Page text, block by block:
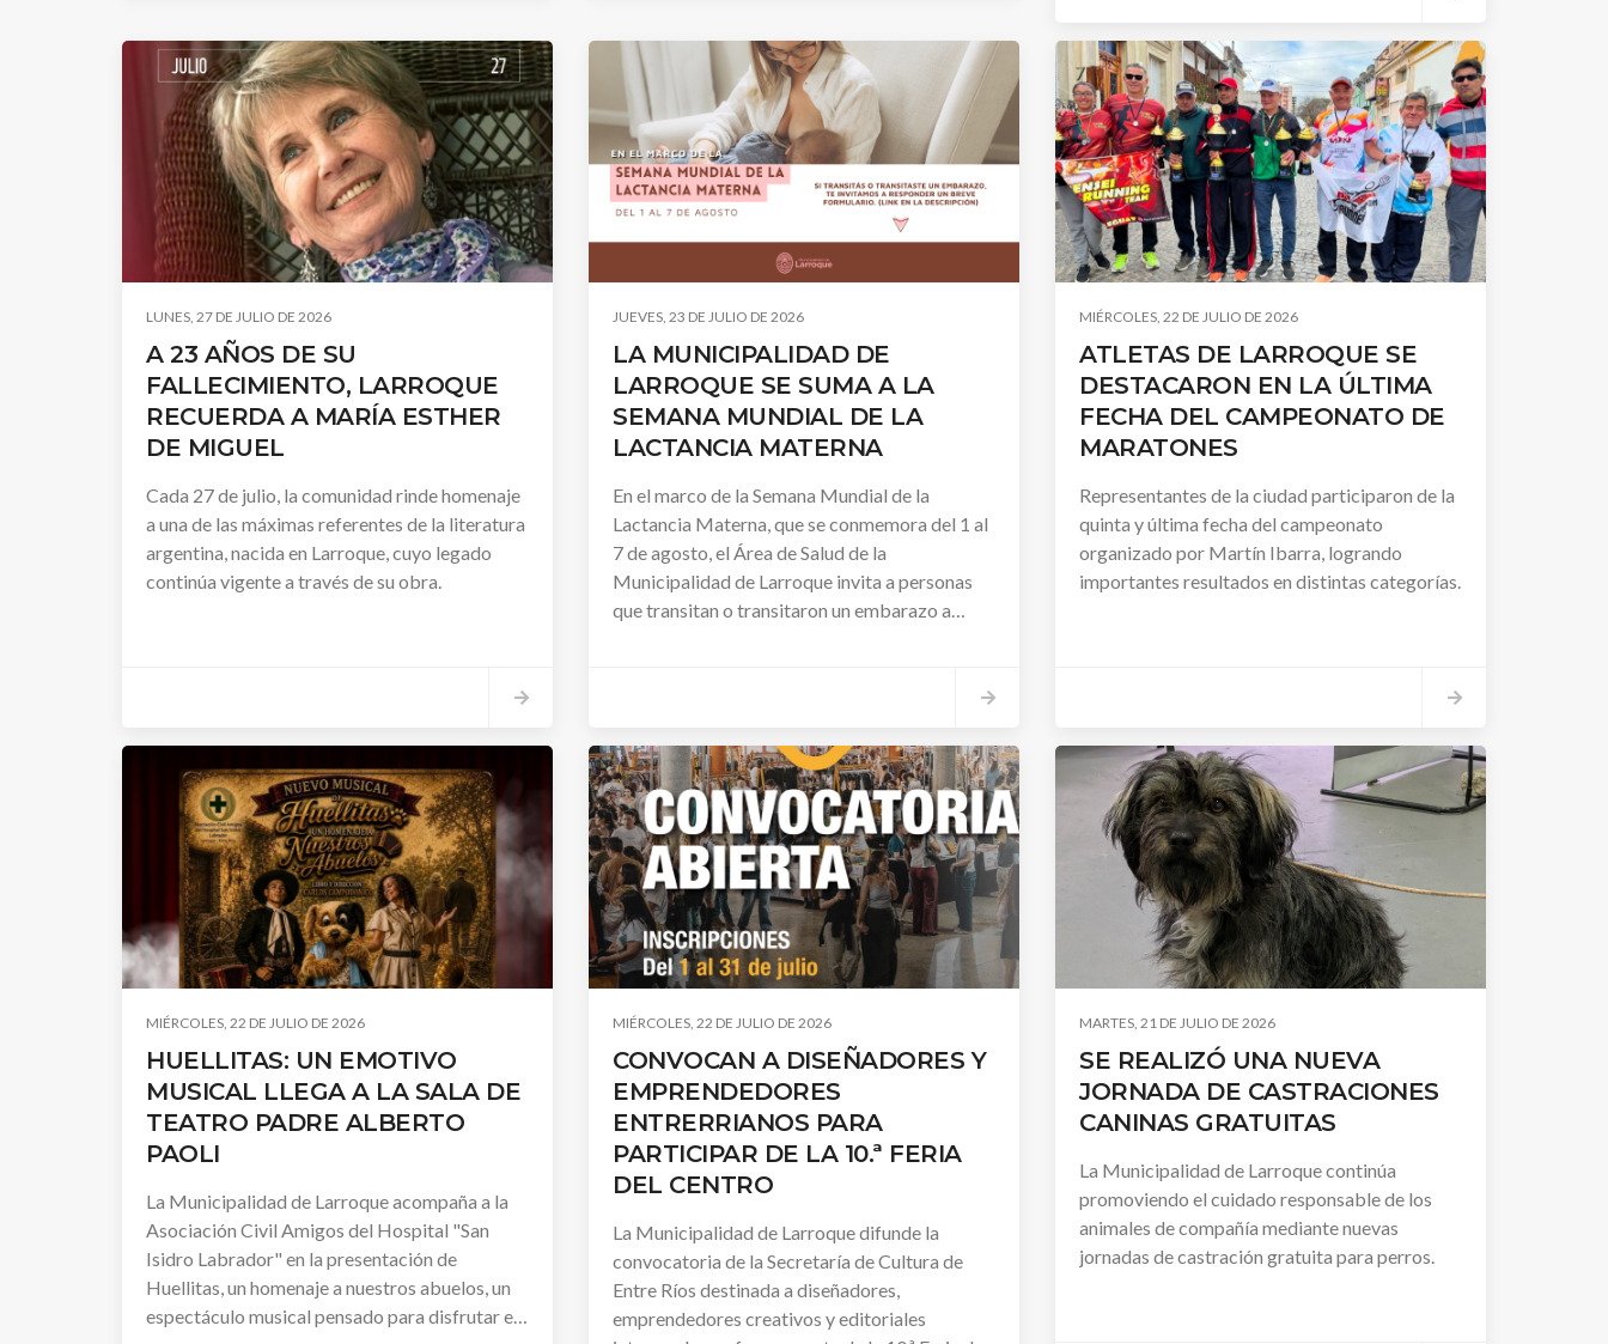
LUNES, 27 DE JULIO DE 2026
A 23 AÑOS DE SU
FALLECIMIENTO, LARROQUE
RECUERDA A MARÍA ESTHER
DE MIGUEL
Cada 27 de julio, la comunidad rinde homenaje
a una de las máximas referentes de la literatura
argentina, nacida en Larroque, cuyo legado
continúa vigente a través de su obra.
JUEVES, 23 DE JULIO DE 2026
LA MUNICIPALIDAD DE
LARROQUE SE SUMA A LA
SEMANA MUNDIAL DE LA
LACTANCIA MATERNA
En el marco de la Semana Mundial de la
Lactancia Materna, que se conmemora del 1 al
7 de agosto, el Área de Salud de la
Municipalidad de Larroque invita a personas
que transitan o transitaron un embarazo a
MIÉRCOLES, 22 DE JULIO DE 2026
ATLETAS DE LARROQUE SE
DESTACARON EN LA ÚLTIMA
FECHA DEL CAMPEONATO DE
MARATONES
Representantes de la ciudad participaron de la
quinta y última fecha del campeonato
organizado por Martín Ibarra, logrando
importantes resultados en distintas categorías.
MIÉRCOLES, 22 DE JULIO DE 2026
HUELLITAS: UN EMOTIVO
MUSICAL LLEGA A LA SALA DE
TEATRO PADRE ALBERTO
PAOLI
La Municipalidad de Larroque acompaña a la
Asociación Civil Amigos del Hospital "San
Isidro Labrador" en la presentación de
Huellitas, un homenaje a nuestros abuelos, un
espectáculo musical pensado para disfrutar en
MIÉRCOLES, 22 DE JULIO DE 2026
CONVOCAN A DISEÑADORES Y
EMPRENDEDORES
ENTRERRIANOS PARA
PARTICIPAR DE LA 10.ª FERIA
DEL CENTRO
La Municipalidad de Larroque difunde la
convocatoria de la Secretaría de Cultura de
Entre Ríos destinada a diseñadores,
emprendedores creativos y editoriales
MARTES, 21 DE JULIO DE 2026
SE REALIZÓ UNA NUEVA
JORNADA DE CASTRACIONES
CANINAS GRATUITAS
La Municipalidad de Larroque continúa
promoviendo el cuidado responsable de los
animales de compañía mediante nuevas
jornadas de castración gratuita para perros.